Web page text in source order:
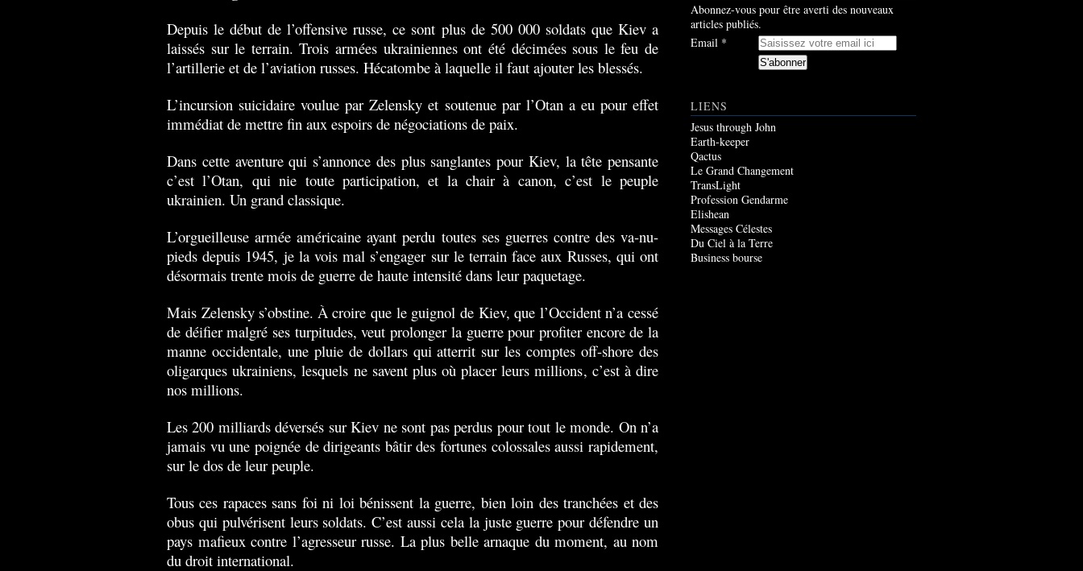
Depuis le début de l’offensive russe, ce sont plus de 500 000 soldats que Kiev a
laissés sur le terrain. Trois armées ukrainiennes ont été décimées sous le feu de
l’artillerie et de l’aviation russes. Hécatombe à laquelle il faut ajouter les blessés.
L’incursion suicidaire voulue par Zelensky et soutenue par l’Otan a eu pour effet
immédiat de mettre fin aux espoirs de négociations de paix.
Dans cette aventure qui s’annonce des plus sanglantes pour Kiev, la tête pensante
c’est l’Otan, qui nie toute participation, et la chair à canon, c’est le peuple
ukrainien. Un grand classique.
L’orgueilleuse armée américaine ayant perdu toutes ses guerres contre des va-nu-
pieds depuis 1945, je la vois mal s’engager sur le terrain face aux Russes, qui ont
désormais trente mois de guerre de haute intensité dans leur paquetage.
Mais Zelensky s’obstine. À croire que le guignol de Kiev, que l’Occident n’a cessé
de déifier malgré ses turpitudes, veut prolonger la guerre pour profiter encore de la
manne occidentale, une pluie de dollars qui atterrit sur les comptes off-shore des
oligarques ukrainiens, lesquels ne savent plus où placer leurs millions, c’est à dire
nos millions.
Les 200 milliards déversés sur Kiev ne sont pas perdus pour tout le monde. On n’a
jamais vu une poignée de dirigeants bâtir des fortunes colossales aussi rapidement,
sur le dos de leur peuple.
Tous ces rapaces sans foi ni loi bénissent la guerre, bien loin des tranchées et des
obus qui pulvérisent leurs soldats. C’est aussi cela la juste guerre pour défendre un
pays mafieux contre l’agresseur russe. La plus belle arnaque du moment, au nom
du droit international.
Abonnez-vous pour être averti des nouveaux
articles publiés.
Email
LIENS
Jesus through John
Earth-keeper
Qactus
Le Grand Changement
TransLight
Profession Gendarme
Elishean
Messages Célestes
Du Ciel à la Terre
Business bourse